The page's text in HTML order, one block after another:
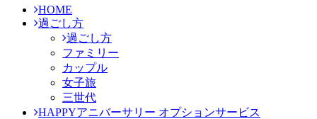
HOME
過ごし方
過ごし方
ファミリー
カップル
女子旅
三世代
HAPPYアニバーサリー オプションサービス